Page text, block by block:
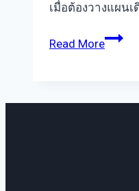
เมื่อต้องวางแผน
Read Moreประเทศ